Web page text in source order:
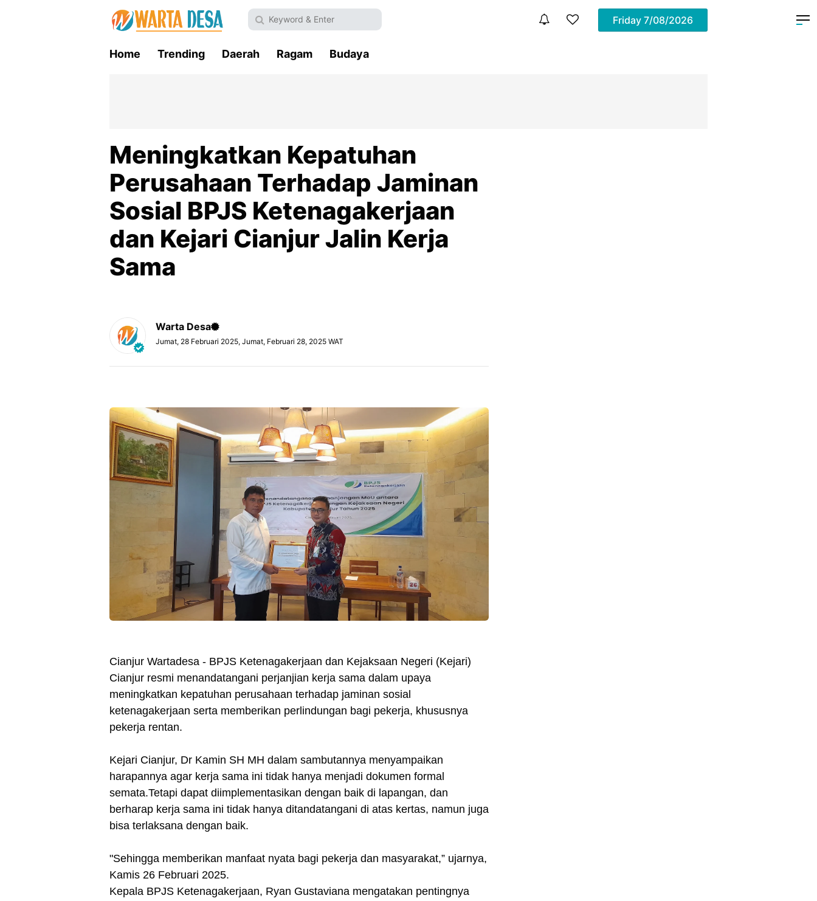
Friday 7/08/2026
Home Trending Daerah Ragam Budaya
Meningkatkan Kepatuhan
Perusahaan Terhadap Jaminan
Sosial BPJS Ketenagakerjaan
dan Kejari Cianjur Jalin Kerja
Sama
Warta Desa
Jumat, 28 Februari 2025, Jumat, Februari 28, 2025 WAT
Cianjur Wartadesa - BPJS Ketenagakerjaan dan Kejaksaan Negeri (Kejari)
Cianjur resmi menandatangani perjanjian kerja sama dalam upaya
meningkatkan kepatuhan perusahaan terhadap jaminan sosial
ketenagakerjaan serta memberikan perlindungan bagi pekerja, khususnya
pekerja rentan.
Kejari Cianjur, Dr Kamin SH MH dalam sambutannya menyampaikan
harapannya agar kerja sama ini tidak hanya menjadi dokumen formal
semata.Tetapi dapat diimplementasikan dengan baik di lapangan, dan
berharap kerja sama ini tidak hanya ditandatangani di atas kertas, namun juga
bisa terlaksana dengan baik.
"Sehingga memberikan manfaat nyata bagi pekerja dan masyarakat,” ujarnya,
Kamis 26 Februari 2025.
Kepala BPJS Ketenagakerjaan, Ryan Gustaviana mengatakan pentingnya